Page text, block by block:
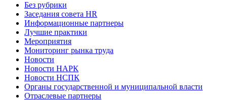
Без рубрики
Заседания совета HR
Информационные партнеры
Лучшие практики
Мероприятия
Мониторинг рынка труда
Новости
Новости НАРК
Новости НСПК
Органы государственной и муниципальной власти
Отраслевые партнеры